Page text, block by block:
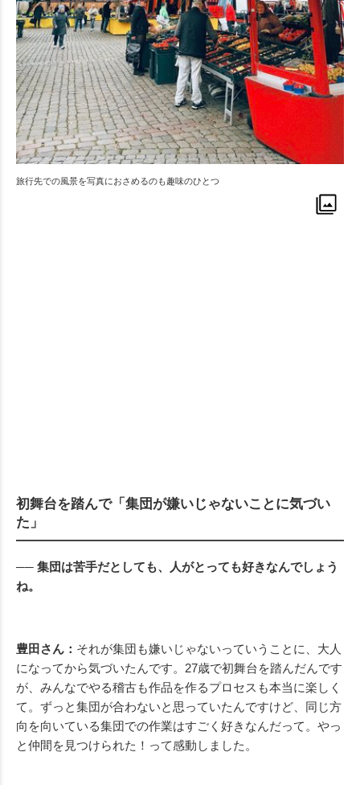
旅行先での風景を写真におさめるのも趣味のひとつ
初舞台を踏んで「集団が嫌いじゃないことに気づい
た」
── 集団は苦手だとしても、人がとっても好きなんでしょう
ね。
豊田さん： それが集団も嫌いじゃないっていうことに、大人
になってから気づいたんです。27歳で初舞台を踏んだんです
が、みんなでやる稽古も作品を作るプロセスも本当に楽しく
て。ずっと集団が合わないと思っていたんですけど、同じ方
向を向いている集団での作業はすごく好きなんだって。やっ
と仲間を見つけられた！って感動しました。